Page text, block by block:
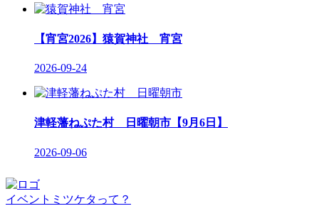
【宵宮2026】猿賀神社 宵宮
2026-09-24
津軽藩ねぷた村 日曜朝市【9月6日】
2026-09-06
イベントミツケタって？